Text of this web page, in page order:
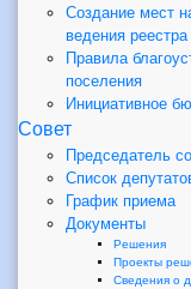
Создание мест
ведения реестра
Правила
поселения
Инициативное
Совет
Председатель
Список
График приема
Документы
Решения
Проекты
Сведения о